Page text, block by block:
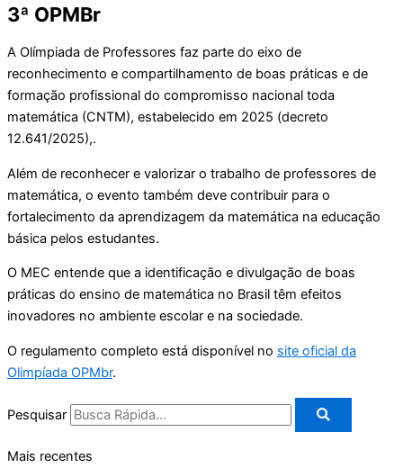
3ª OPMBr
A Olímpiada de Professores faz parte do eixo de
reconhecimento e compartilhamento de boas práticas e de
formação profissional do compromisso nacional toda
matemática (CNTM), estabelecido em 2025 (decreto
12.641/2025),.
Além de reconhecer e valorizar o trabalho de professores de
matemática, o evento também deve contribuir para o
fortalecimento da aprendizagem da matemática na educação
básica pelos estudantes.
O MEC entende que a identificação e divulgação de boas
práticas do ensino de matemática no Brasil têm efeitos
inovadores no ambiente escolar e na sociedade.
O regulamento completo está disponível no site oficial da
Olimpíada OPMbr.
Pesquisar
Mais recentes